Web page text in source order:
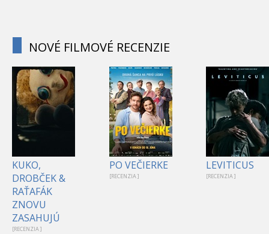
NOVÉ FILMOVÉ RECENZIE
KUKO,
DROBČEK &
RAŤAFÁK
ZNOVU
ZASAHUJÚ
[RECENZIA ]
PO VEČIERKE
[RECENZIA ]
LEVITICUS
[RECENZIA ]